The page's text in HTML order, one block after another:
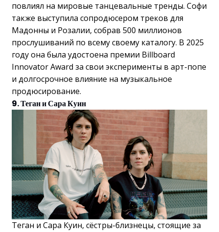
повлиял на мировые танцевальные тренды. Софи
также выступила сопродюсером треков для
Мадонны и Розалии, собрав 500 миллионов
прослушиваний по всему своему каталогу. В 2025
году она была удостоена премии Billboard
Innovator Award за свои эксперименты в арт-попе
и долгосрочное влияние на музыкальное
продюсирование.
9. Теган и Сара Куин
Теган и Сара Куин, сёстры-близнецы, стоящие за